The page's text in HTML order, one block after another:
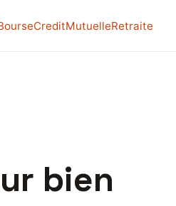
CreditMutuelleRetraite
bien